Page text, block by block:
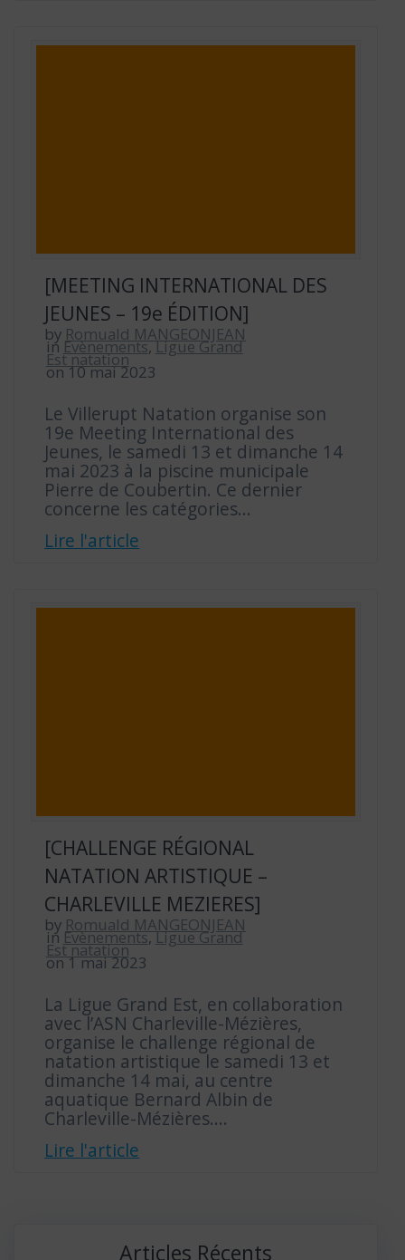
[MEETING INTERNATIONAL DES
JEUNES – 19e ÉDITION]
by Romuald MANGEONJEAN
in Evènements,Ligue Grand
Est natation
on 10 mai 2023
Le Villerupt Natation organise son
19e Meeting International des
Jeunes, le samedi 13 et dimanche 14
mai 2023 à la piscine municipale
Pierre de Coubertin. Ce dernier
concerne les catégories…
Lire l'article
[CHALLENGE RÉGIONAL
NATATION ARTISTIQUE –
CHARLEVILLE MEZIERES]
by Romuald MANGEONJEAN
in Evènements,Ligue Grand
Est natation
on 1 mai 2023
La Ligue Grand Est, en collaboration
avec l’ASN Charleville-Mézières,
organise le challenge régional de
natation artistique le samedi 13 et
dimanche 14 mai, au centre
aquatique Bernard Albin de
Charleville-Mézières.…
Lire l'article
Articles Récents